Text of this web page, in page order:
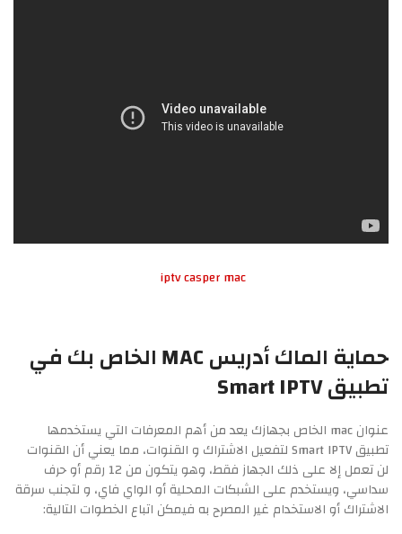
iptv casper mac
حماية الماك أدريس MAC الخاص بك في
تطبيق Smart IPTV
عنوان mac الخاص بجهازك يعد من أهم المعرفات التي يستخدمها
تطبيق Smart IPTV لتفعيل الاشتراك و القنوات، مما يعني أن القنوات
لن تعمل إلا على ذلك الجهاز فقط، وهو يتكون من 12 رقم أو حرف
سداسي، ويستخدم على الشبكات المحلية أو الواي فاي، و لتجنب سرقة
الاشتراك أو الاستخدام غير المصرح به فيمكن اتباع الخطوات التالية: